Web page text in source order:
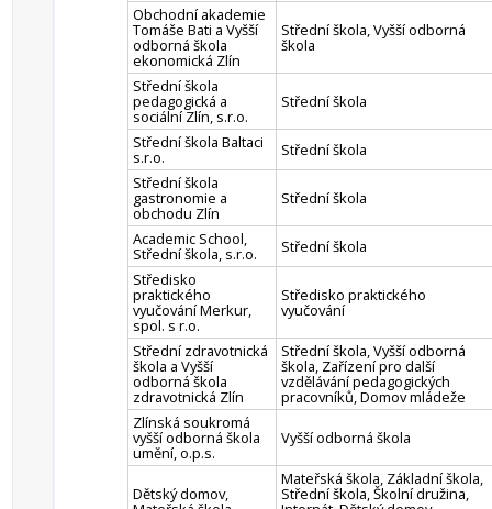
Obchodní akademie
Tomáše Bati a Vyšší
odborná škola
ekonomická Zlín
Střední škola, Vyšší odborná
škola
Střední škola
pedagogická a
sociální Zlín, s.r.o.
Střední škola
Střední škola Baltaci
s.r.o.
Střední škola
Střední škola
gastronomie a
obchodu Zlín
Střední škola
Academic School,
Střední škola, s.r.o.
Střední škola
Středisko
praktického
vyučování Merkur,
spol. s r.o.
Středisko praktického
vyučování
Střední zdravotnická
škola a Vyšší
odborná škola
zdravotnická Zlín
Střední škola, Vyšší odborná
škola, Zařízení pro další
vzdělávání pedagogických
pracovníků, Domov mládeže
Zlínská soukromá
vyšší odborná škola
umění, o.p.s.
Vyšší odborná škola
Dětský domov,
Mateřská škola, Základní škola,
Střední škola, Školní družina,